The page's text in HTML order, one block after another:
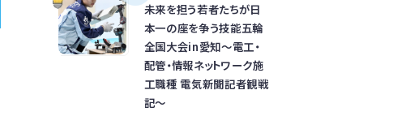
未来を担う若者たちが日
本一の座を争う技能五輪
全国大会in愛知～電工・
配管・情報ネットワーク施
工職種 電気新聞記者観戦
記～